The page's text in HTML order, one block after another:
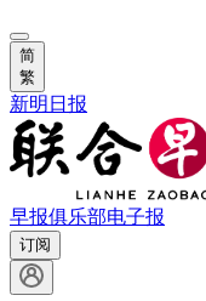
简
繁
新明日报
早报俱乐部电子报
订阅